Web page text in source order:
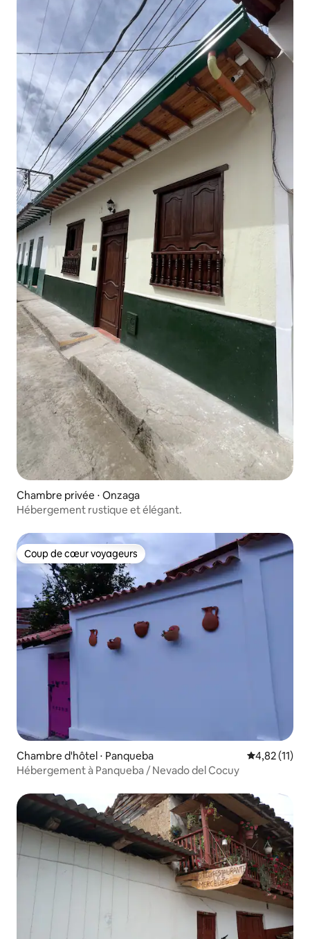
Chambre privée ⋅ Onzaga
Hébergement rustique et élégant.
Coup de cœur voyageurs
Coup de cœur voyageurs
Chambre d'hôtel ⋅ Panqueba Évaluation
4,82 (11)
Hébergement à Panqueba / Nevado del Cocuy